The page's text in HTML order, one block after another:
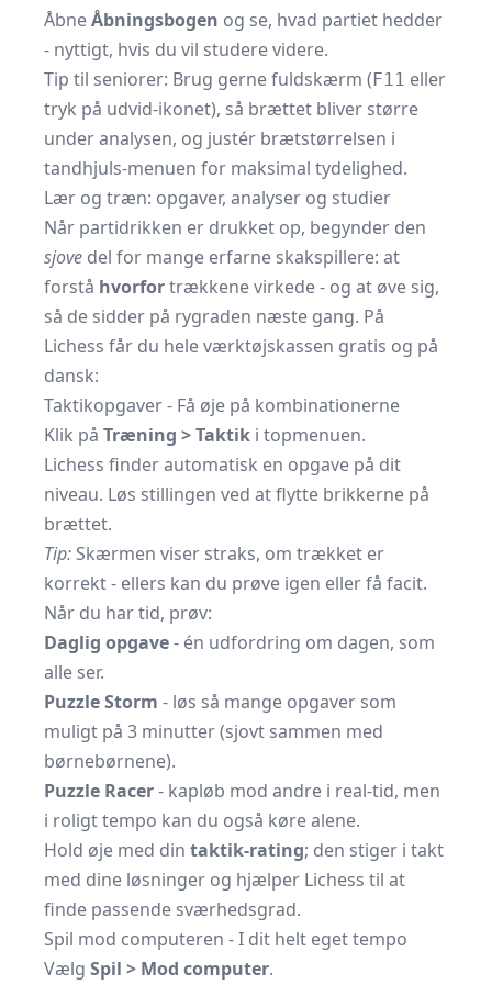
ÅbneÅbningsbogen og se, hvad partiet hedder
- nyttigt, hvis du vil studere videre.
Tip til seniorer: Brug gerne fuldskærm (F11 eller
tryk på udvid-ikonet), så brættet bliver større
under analysen, og justér brætstørrelsen i
tandhjuls-menuen for maksimal tydelighed.
Lær og træn: opgaver, analyser og studier
Når partidrikken er drukket op, begynder den
sjove del for mange erfarne skakspillere: at
forstå hvorfortrækkene virkede - og at øve sig,
så de sidder på rygraden næste gang. På
Lichess får du hele værktøjskassen gratis og på
dansk:
Taktikopgaver - Få øje på kombinationerne
Klik på Træning > Taktik i topmenuen.
Lichess finder automatisk en opgave på dit
niveau. Løs stillingen ved at flytte brikkerne på
brættet.
Tip: Skærmen viser straks, om trækket er
korrekt - ellers kan du prøve igen eller få facit.
Når du har tid, prøv:
Daglig opgave- én udfordring om dagen, som
alle ser.
Puzzle Storm - løs så mange opgaver som
muligt på 3 minutter (sjovt sammen med
børnebørnene).
Puzzle Racer- kapløb mod andre i real-tid, men
i roligt tempo kan du også køre alene.
Hold øje med din taktik-rating; den stiger i takt
med dine løsninger og hjælper Lichess til at
finde passende sværhedsgrad.
Spil mod computeren - I dit helt eget tempo
Vælg Spil > Mod computer.